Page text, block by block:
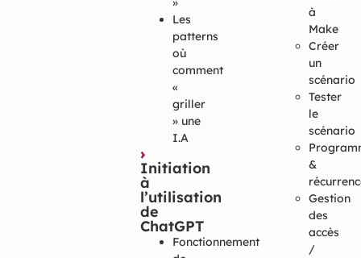
Les
patterns
où
comment
«
griller
» une
I.A
›
Initiation
à
l’utilisation
de
ChatGPT
Fonctionnement
à
Make
Créer
un
scénario
Tester
le
scénario
&
Gestion
des
accès
/